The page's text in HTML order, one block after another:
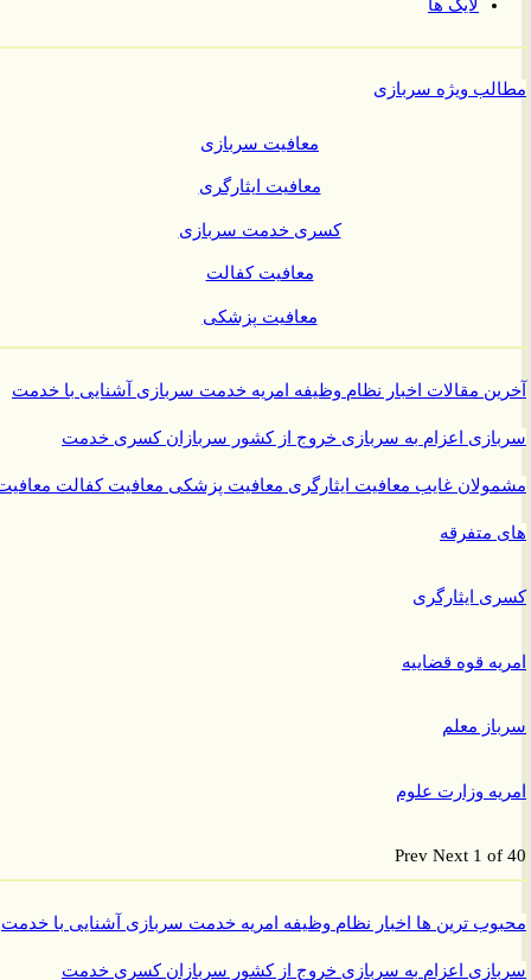
لایک ها
ویژه سربازی
معافیت سربازی
معافیت ایثارگری
کسری خدمت سربازی
معافیت کفالت
معافیت پزشکی
مقالاتاخبار نظام وظیفهامریهخدمت سربازیآشنایی با خدمت
اعزام به سربازیخروج از کشور سربازانکسری خدمت
غایبمعافیت ایثارگریمعافیت پزشکیمعافیت کفالتمعافیت
متفرقه
ایثارگری
قوه قضاییه
معلم
وزارت علوم
PrevNext 1
ترین هااخبار نظام وظیفهامریهخدمت سربازیآشنایی با خدمت
اعزام به سربازیخروج از کشور سربازانکسری خدمت